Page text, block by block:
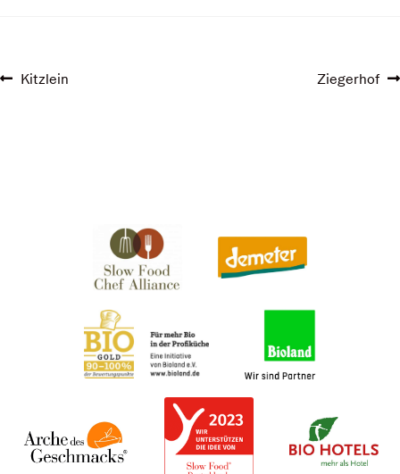
Beitragsnavigation
Vorheriger
Kitzlein
Nächster
Ziegerhof